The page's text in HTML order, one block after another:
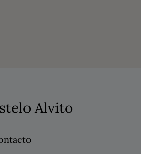
Alvito